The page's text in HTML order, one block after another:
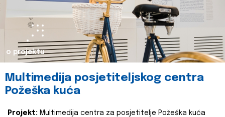
o projektu
Multimedija posjetiteljskog centra
Požeška kuća
Projekt: Multimedija centra za posjetitelje Požeška kuća